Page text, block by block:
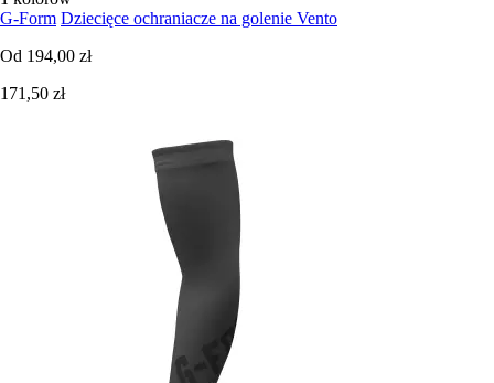
G-Form Dziecięce ochraniacze na golenie Vento
Od 194,00 zł
171,50 zł